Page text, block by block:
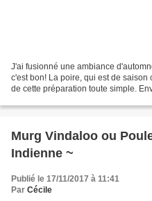
J'ai fusionné une ambiance
c'est bon! La poire, qui est de saison
de cette préparation toute simple.
Murg Vindaloo ou
Indienne ~
Publié le 17/11/2017 à 11:41
Par Cécile